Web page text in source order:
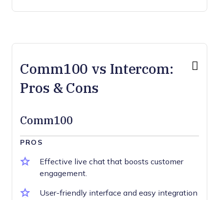
Comm100 vs Intercom:
Pros & Cons
Comm100
PROS
Effective live chat that boosts customer
engagement.
User-friendly interface and easy integration